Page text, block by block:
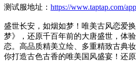
测试服地址： https://www.taptap.com/
盛世长安，如烟如梦！唯美古风恋爱
梦》，还原千百年前的大唐盛世，体
恋。高品质精美立绘、多重精致古典
你打造古色古香的唯美国风盛宴！还